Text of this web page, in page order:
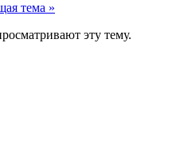
тема »
эту тему.